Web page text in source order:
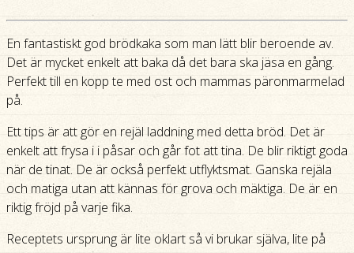
En fantastiskt god brödkaka som man lätt blir beroende av.
Det är mycket enkelt att baka då det bara ska jäsa en gång.
Perfekt till en kopp te med ost och mammas päronmarmelad
på.
Ett tips är att gör en rejäl laddning med detta bröd. Det är
enkelt att frysa i i påsar och går fot att tina. De blir riktigt goda
när de tinat. De är också perfekt utflyktsmat. Ganska rejäla
och matiga utan att kännas för grova och mäktiga. De är en
riktig fröjd på varje fika.
Receptets ursprung är lite oklart så vi brukar själva, lite på